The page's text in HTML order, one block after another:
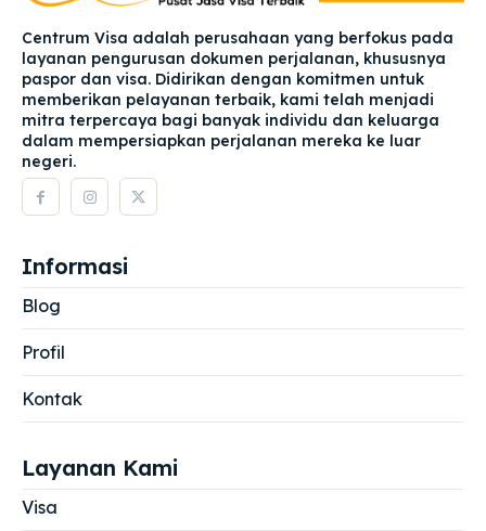
Centrum Visa adalah perusahaan yang berfokus pada
layanan pengurusan dokumen perjalanan, khususnya
paspor dan visa. Didirikan dengan komitmen untuk
memberikan pelayanan terbaik, kami telah menjadi
mitra terpercaya bagi banyak individu dan keluarga
dalam mempersiapkan perjalanan mereka ke luar
negeri.
Informasi
Blog
Profil
Kontak
Layanan Kami
Visa